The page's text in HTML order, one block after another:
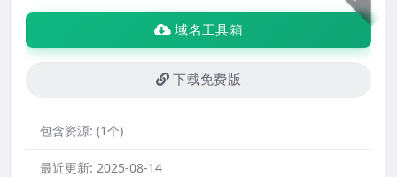
域名工具箱
下载免费版
包含资源: (1个)
最近更新: 2025-08-14